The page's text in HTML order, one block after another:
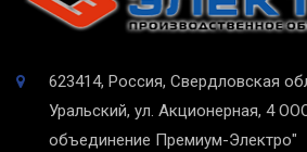
623414, Россия, Свердловская
Уральский, ул. Акционерная, 4
объединение Премиум-Электро"